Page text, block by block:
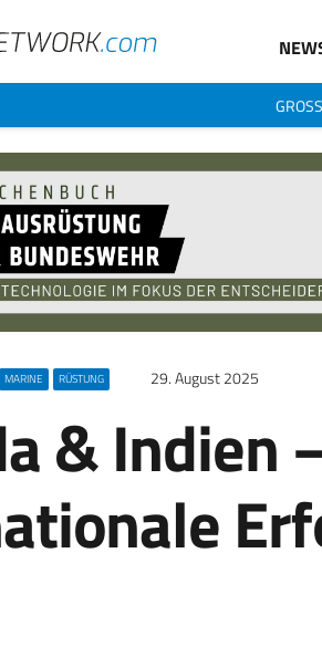
MARINE RÜSTUNG 29. August 2025
& Indien